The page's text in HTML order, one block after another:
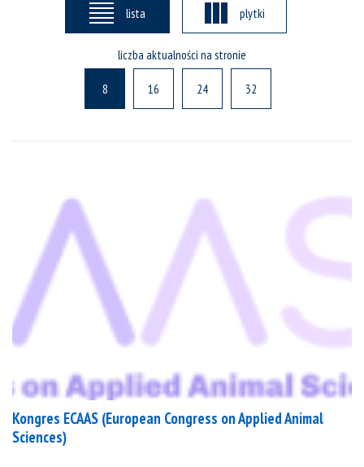
lista plytki
liczba aktualności na stronie
8 16 24 32
Kongres ECAAS (European Congress on Applied Animal
Sciences)